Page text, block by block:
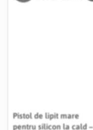
Pistol de lipit mare
pentru silicon la cald –